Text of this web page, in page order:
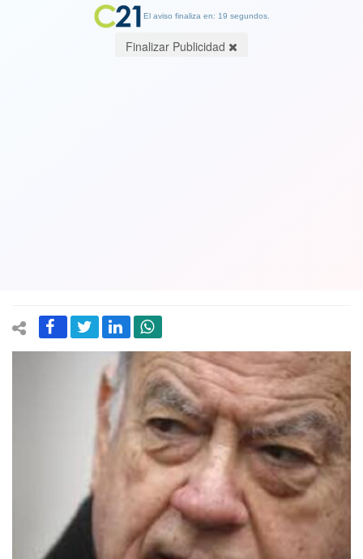
El aviso finaliza en: 19 segundos.
Finalizar Publicidad